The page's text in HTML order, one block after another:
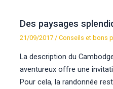
Des paysages
21/09/2017/Conseils et bons
La description du
aventureux offre une
Pour cela, la randonnée